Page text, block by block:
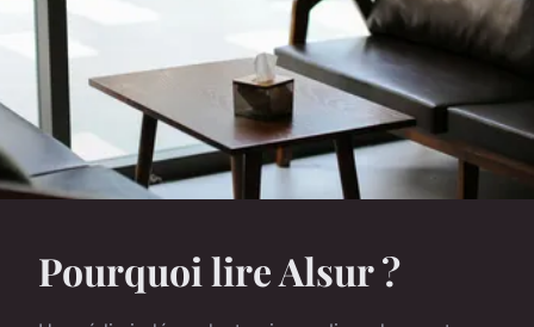
Pourquoi lire Alsur ?